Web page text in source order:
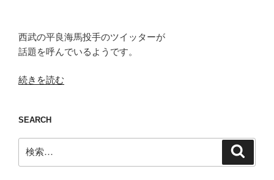
西武の平良海馬投手のツイッターが
話題を呼んでいるようです。
“他
を
見
な
い
続きを読む
SEARCH
索: